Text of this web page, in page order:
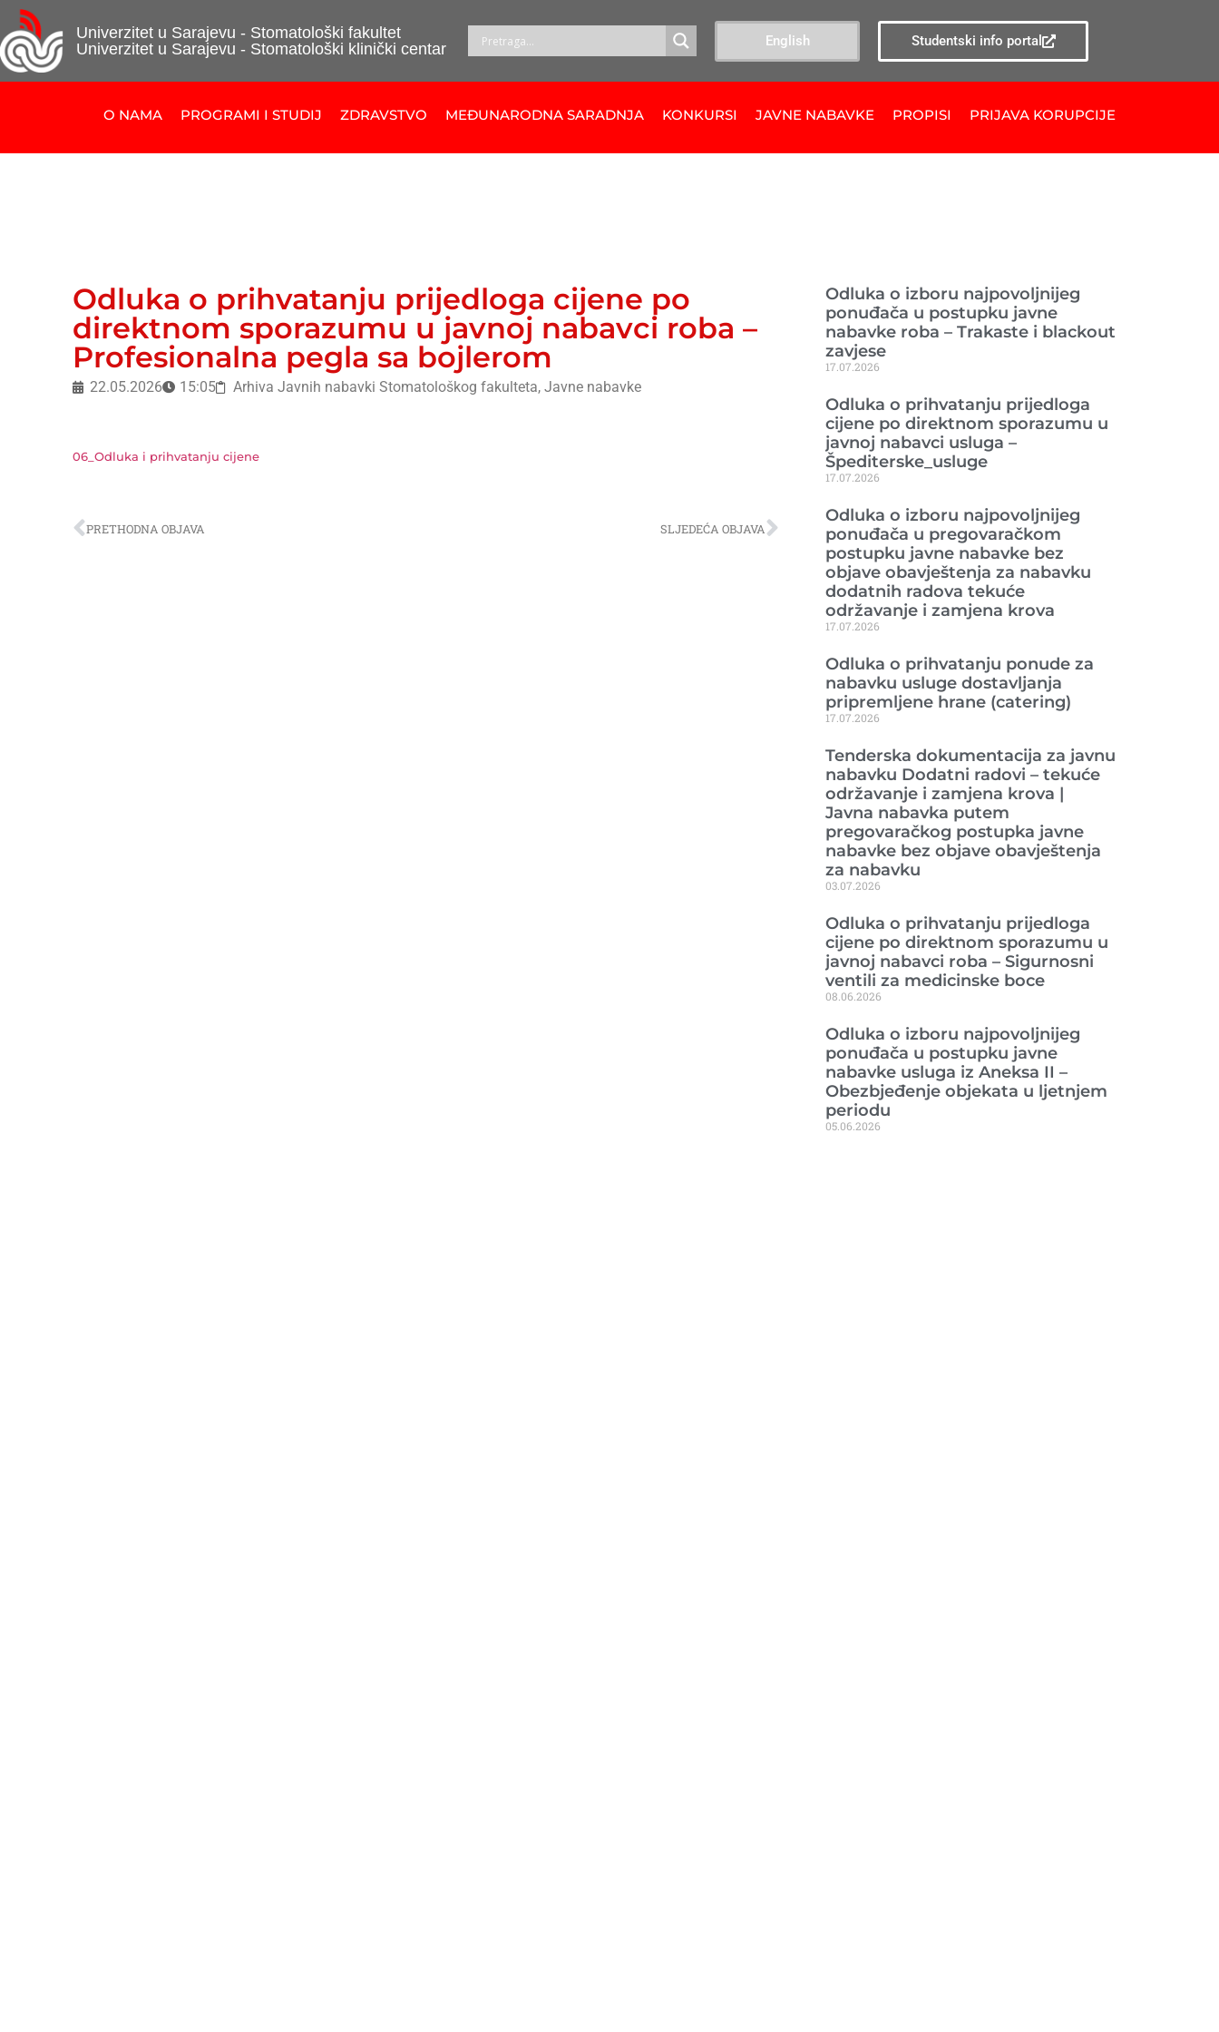
Univerzitet u Sarajevu - Stomatološki fakultet
Univerzitet u Sarajevu - Stomatološki klinički centar
English Studentski info portal
O NAMA PROGRAMI I STUDIJ ZDRAVSTVO MEĐUNARODNA SARADNJA KONKURSI JAVNE NABAVKE PROPISI PRIJAVA KORUPCIJE
Odluka o prihvatanju prijedloga cijene po
direktnom sporazumu u javnoj nabavci roba –
Profesionalna pegla sa bojlerom
22.05.2026 15:05 Arhiva Javnih nabavki Stomatološkog fakulteta, Javne nabavke
06_Odluka i prihvatanju cijene
PRETHODNA OBJAVA SLJEDEĆA OBJAVA
Odluka o izboru najpovoljnijeg
ponuđača u postupku javne
nabavke roba – Trakaste i blackout
zavjese
17.07.2026
Odluka o prihvatanju prijedloga
cijene po direktnom sporazumu u
javnoj nabavci usluga –
Špediterske_usluge
17.07.2026
Odluka o izboru najpovoljnijeg
ponuđača u pregovaračkom
postupku javne nabavke bez
objave obavještenja za nabavku
dodatnih radova tekuće
održavanje i zamjena krova
17.07.2026
Odluka o prihvatanju ponude za
nabavku usluge dostavljanja
pripremljene hrane (catering)
17.07.2026
Tenderska dokumentacija za javnu
nabavku Dodatni radovi – tekuće
održavanje i zamjena krova |
Javna nabavka putem
pregovaračkog postupka javne
nabavke bez objave obavještenja
za nabavku
03.07.2026
Odluka o prihvatanju prijedloga
cijene po direktnom sporazumu u
javnoj nabavci roba – Sigurnosni
ventili za medicinske boce
08.06.2026
Odluka o izboru najpovoljnijeg
ponuđača u postupku javne
nabavke usluga iz Aneksa II –
Obezbjeđenje objekata u ljetnjem
periodu
05.06.2026